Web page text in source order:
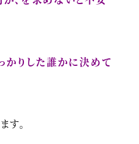
かりした誰かに決めて
す。